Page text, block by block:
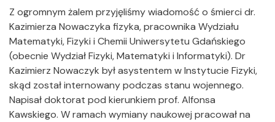
Z ogromnym żalem przyjęliśmy wiadomość o śmierci dr.
Kazimierza Nowaczyka fizyka, pracownika Wydziału
Matematyki, Fizyki i Chemii Uniwersytetu Gdańskiego
(obecnie Wydział Fizyki, Matematyki i Informatyki). Dr
Kazimierz Nowaczyk był asystentem w Instytucie Fizyki,
skąd został internowany podczas stanu wojennego.
Napisał doktorat pod kierunkiem prof. Alfonsa
Kawskiego. W ramach wymiany naukowej pracował na